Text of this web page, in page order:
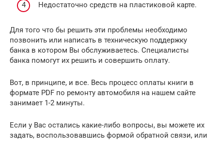
Недостаточно средств на пластиковой карте.
Для того что бы решить эти проблемы необходимо
позвонить или написать в техническую поддержку
банка в котором Вы обслуживаетесь. Специалисты
банка помогут их решить и совершить оплату.
Вот, в принципе, и все. Весь процесс оплаты книги в
формате PDF по ремонту автомобиля на нашем сайте
занимает 1-2 минуты.
Если у Вас остались какие-либо вопросы, вы можете их
задать, воспользовавшись формой обратной связи, или